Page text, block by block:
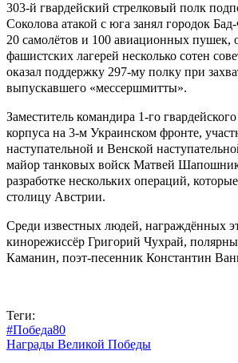
303-й гвардейский стрелковый полк
Соколова атакой с юга занял городок
20 самолётов и 100 авиационных пушек,
фашистских лагерей несколько сотен
оказал поддержку 297-му полку при
выпускавшего «мессершмитты».
Заместитель командира 1-го
корпуса на 3-м Украинском фронте,
наступательной и Венской
майор танковых войск Матвей
разработке нескольких операций,
столицу Австрии.
Среди известных людей, награждённых
кинорежиссёр Григорий Чухрай,
Каманин, поэт-песенник Константин
Теги:
#Победа80
Награды Великой Победы